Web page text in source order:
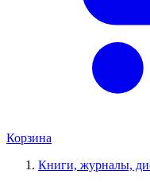
Корзина
Книги, журналы,